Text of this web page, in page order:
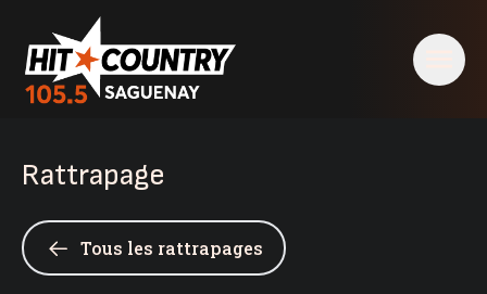
Rattrapage
Tous les rattrapages